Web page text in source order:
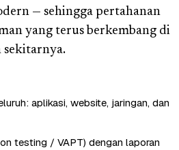
— sehingga pertahanan
yang terus berkembang di
sekitarnya.
aplikasi, website, jaringan, dan
testing / VAPT) dengan laporan